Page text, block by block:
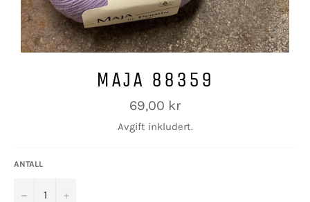
MAJA 88359
Vanlig
pris
69,00 kr
Avgift inkludert.
ANTALL
− +